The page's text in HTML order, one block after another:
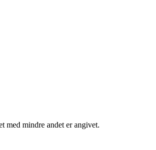
med mindre andet er angivet.